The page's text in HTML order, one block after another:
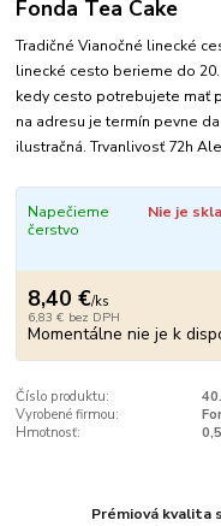
Fonda Tea Cake
Tradičné Vianočné linecké
linecké cesto berieme do
kedy cesto potrebujete mať
na adresu je termín pevne
ilustračná. Trvanlivosť 72h
Napečieme
čerstvo
Nie je
8,40 €/ks
6,83 € bez DPH
Momentálne nie je k
Číslo produktu:
Vyrobené firmou:
Hmotnosť:
Prémiová kvalita